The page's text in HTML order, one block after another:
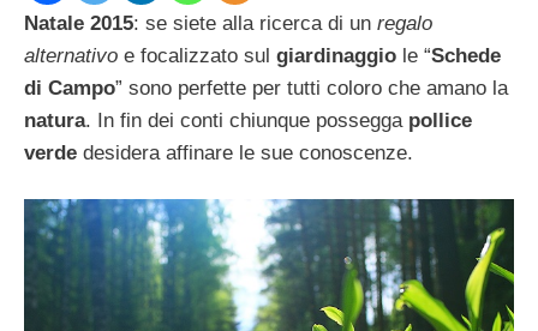
Natale 2015: se siete alla ricerca di un regalo
alternativo e focalizzato sul giardinaggio le “Schede
di Campo” sono perfette per tutti coloro che amano la
natura. In fin dei conti chiunque possegga pollice
verde desidera affinare le sue conoscenze.